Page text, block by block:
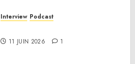
Interview Podcast
11 JUIN 2026 1